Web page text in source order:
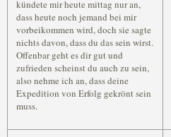
kündete mir heute mittag nur an,
dass heute noch jemand bei mir
vorbeikommen wird, doch sie sagte
nichts davon, dass du das sein wirst.
Offenbar geht es dir gut und
zufrieden scheinst du auch zu sein,
also nehme ich an, dass deine
Expedition von Erfolg gekrönt sein
muss.